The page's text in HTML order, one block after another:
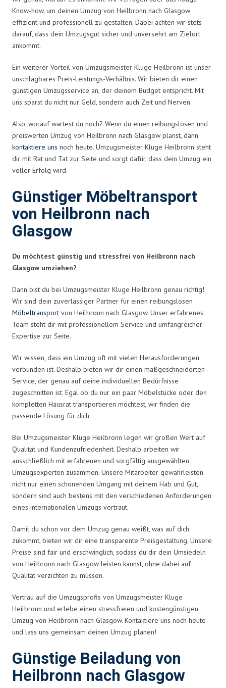
Know-how, um deinen Umzug von Heilbronn nach Glasgow
effizient und professionell zu gestalten. Dabei achten wir stets
darauf, dass dein Umzugsgut sicher und unversehrt am Zielort
ankommt.
Ein weiterer Vorteil von Umzugsmeister Kluge Heilbronn ist unser
unschlagbares Preis-Leistungs-Verhältnis. Wir bieten dir einen
günstigen Umzugsservice an, der deinem Budget entspricht. Mit
uns sparst du nicht nur Geld, sondern auch Zeit und Nerven.
Also, worauf wartest du noch? Wenn du einen reibungslosen und
preiswerten Umzug von Heilbronn nach Glasgow planst, dann
kontaktiere uns noch heute. Umzugsmeister Kluge Heilbronn steht
dir mit Rat und Tat zur Seite und sorgt dafür, dass dein Umzug ein
voller Erfolg wird.
Günstiger Möbeltransport
von Heilbronn nach
Glasgow
Du möchtest günstig und stressfrei von Heilbronn nach
Glasgow umziehen?
Dann bist du bei Umzugsmeister Kluge Heilbronn genau richtig!
Wir sind dein zuverlässiger Partner für einen reibungslosen
Möbeltransport von Heilbronn nach Glasgow. Unser erfahrenes
Team steht dir mit professionellem Service und umfangreicher
Expertise zur Seite.
Wir wissen, dass ein Umzug oft mit vielen Herausforderungen
verbunden ist. Deshalb bieten wir dir einen maßgeschneiderten
Service, der genau auf deine individuellen Bedürfnisse
zugeschnitten ist. Egal ob du nur ein paar Möbelstücke oder den
kompletten Hausrat transportieren möchtest, wir finden die
passende Lösung für dich.
Bei Umzugsmeister Kluge Heilbronn legen wir großen Wert auf
Qualität und Kundenzufriedenheit. Deshalb arbeiten wir
ausschließlich mit erfahrenen und sorgfältig ausgewählten
Umzugsexperten zusammen. Unsere Mitarbeiter gewährleisten
nicht nur einen schonenden Umgang mit deinem Hab und Gut,
sondern sind auch bestens mit den verschiedenen Anforderungen
eines internationalen Umzugs vertraut.
Damit du schon vor dem Umzug genau weißt, was auf dich
zukommt, bieten wir dir eine transparente Preisgestaltung. Unsere
Preise sind fair und erschwinglich, sodass du dir dein Umsiedeln
von Heilbronn nach Glasgow leisten kannst, ohne dabei auf
Qualität verzichten zu müssen.
Vertrau auf die Umzugsprofis von Umzugsmeister Kluge
Heilbronn und erlebe einen stressfreien und kostengünstigen
Umzug von Heilbronn nach Glasgow. Kontaktiere uns noch heute
und lass uns gemeinsam deinen Umzug planen!
Günstige Beiladung von
Heilbronn nach Glasgow